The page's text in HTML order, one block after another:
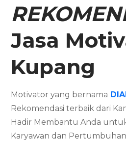
Jasa
Kupang
Motivator yang bernama
Rekomendasi terbaik dari
Hadir Membantu Anda
Karyawan dan Pertumbuhan